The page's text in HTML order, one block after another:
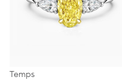
Temps